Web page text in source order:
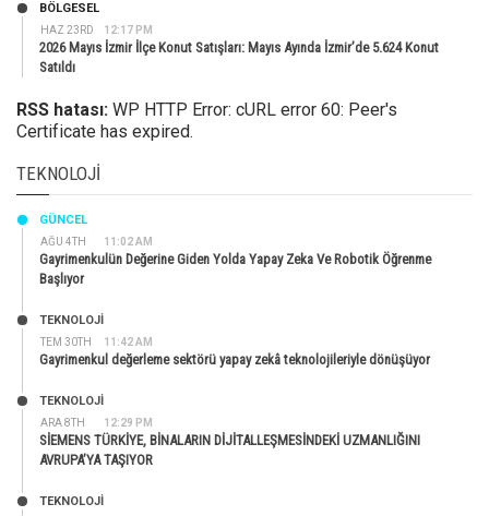
HAZ 23RD 12:17 PM
BÖLGESEL
2026 Mayıs İzmir İlçe Konut Satışları: Mayıs Ayında İzmir’de 5.624 Konut
Satıldı
RSS hatası: WP HTTP Error: cURL error 60: Peer's
Certificate has expired.
TEKNOLOJI
AĞU 4TH 11:02 AM
GÜNCEL
Gayrimenkulün Değerine Giden Yolda Yapay Zeka Ve Robotik Öğrenme
Başlıyor
TEM 30TH 11:42 AM
TEKNOLOJİ
Gayrimenkul değerleme sektörü yapay zekâ teknolojileriyle dönüşüyor
ARA 8TH 12:29 PM
TEKNOLOJİ
SİEMENS TÜRKİYE, BİNALARIN DİJİTALLEŞMESİNDEKİ UZMANLIĞINI
AVRUPA’YA TAŞIYOR
TEKNOLOJİ